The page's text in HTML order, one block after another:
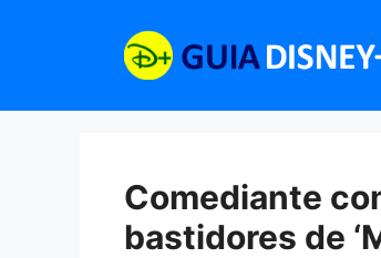
Comediante
bastidores de